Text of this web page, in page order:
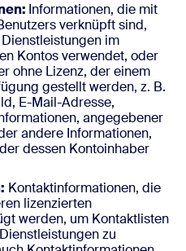
Informationen, die mit
verknüpft sind,
im
Kontos verwendet, oder
ohne Lizenz, der einem
gestellt werden, z. B.
E-Mail-Adresse,
angegebener
andere Informationen,
dessen Kontoinhaber
Kontaktinformationen, die
lizenzierten
werden, um Kontaktlisten
zu